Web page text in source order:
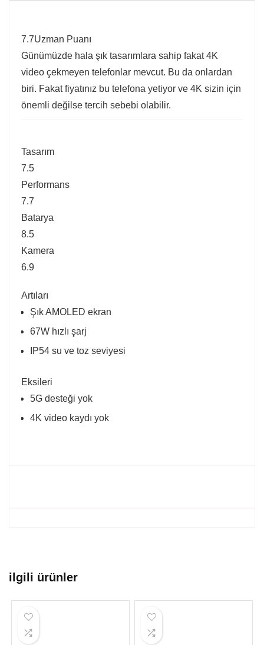
7.7Uzman Puanı
Günümüzde hala şık tasarımlara sahip fakat 4K
video çekmeyen telefonlar mevcut. Bu da onlardan
biri. Fakat fiyatınız bu telefona yetiyor ve 4K sizin için
önemli değilse tercih sebebi olabilir.
Tasarım
7.5
Performans
7.7
Batarya
8.5
Kamera
6.9
Artıları
Şık AMOLED ekran
67W hızlı şarj
IP54 su ve toz seviyesi
Eksileri
5G desteği yok
4K video kaydı yok
ilgili ürünler